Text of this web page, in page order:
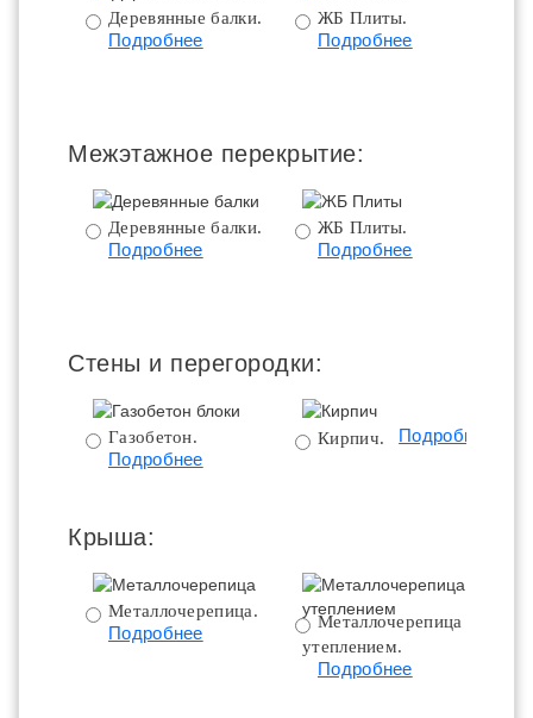
Деревянные балки.
Подробнее
ЖБ Плиты.
Подробнее
Межэтажное перекрытие:
Деревянные балки.
Подробнее
ЖБ Плиты.
Подробнее
Стены и перегородки:
Газобетон.
Подробнее
Кирпич. Подробнее
Крыша:
Металлочерепица.
Подробнее
Металлочерепица с
утеплением.
Подробнее